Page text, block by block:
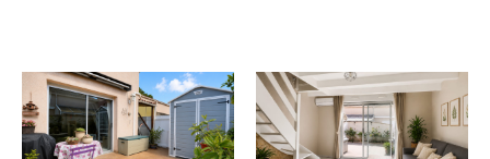
AFFINER LES CRITÈRES